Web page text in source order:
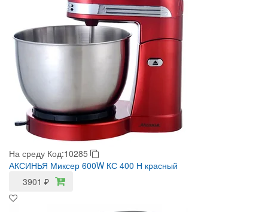
На среду Код:10285
АКСИНЬЯ Миксер 600W КС 400 Н красный
3901 ₽